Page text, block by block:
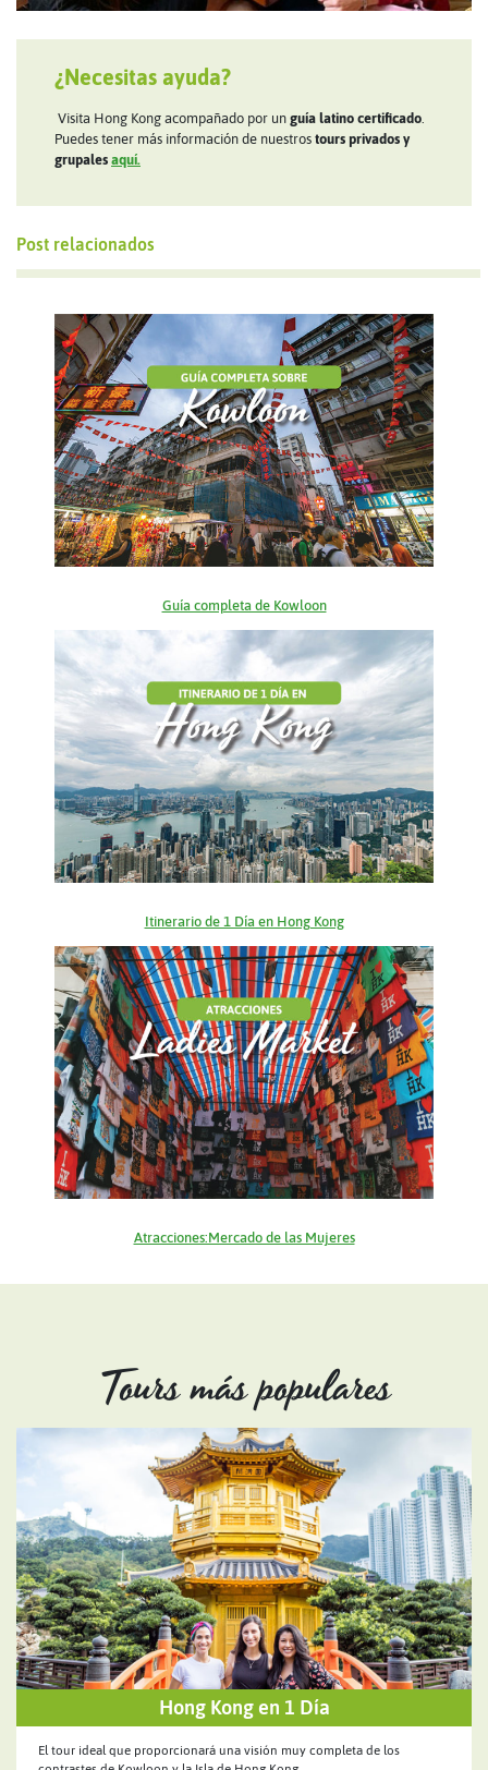
¿Necesitas ayuda?
Visita Hong Kong acompañado por un guía latino certificado
Puedes tener más información de nuestros tours privados y
grupales aquí.
Post relacionados
Guía completa de Kowloon
Itinerario de 1 Día en Hong Kong
Atracciones:Mercado de las Mujeres
Tours más populares
Hong Kong en 1 Día
El tour ideal que proporcionará una visión muy completa de los